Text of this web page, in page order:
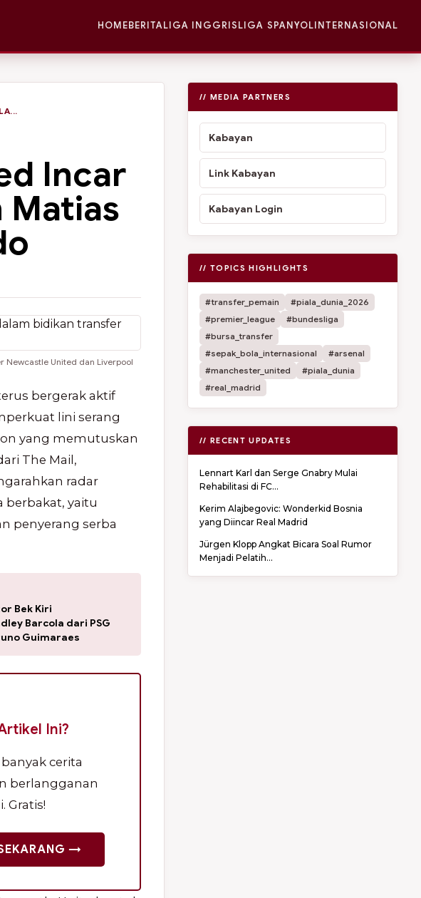
HOMEBERITALIGA INGGRISLIGA SPANYOLINTERNASIONAL
Incar
Matias
Newcastle United dan Liverpool
bergerak aktif
lini serang
yang memutuskan
The Mail,
radar
berbakat, yaitu
penyerang serba
Bek Kiri
Barcola dari PSG
Guimaraes
Ini?
cerita
berlangganan
Gratis!
→
// MEDIA PARTNERS
Kabayan
Link Kabayan
Kabayan Login
// TOPICS HIGHLIGHTS
#transfer_pemain
#piala_dunia_2026
#premier_league
#bundesliga
#bursa_transfer
#sepak_bola_internasional
#arsenal
#manchester_united
#piala_dunia
#real_madrid
// RECENT UPDATES
Lennart Karl dan Serge Gnabry Mulai
Rehabilitasi di FC...
Kerim Alajbegovic: Wonderkid Bosnia
yang Diincar Real Madrid
Jürgen Klopp Angkat Bicara Soal Rumor
Menjadi Pelatih...